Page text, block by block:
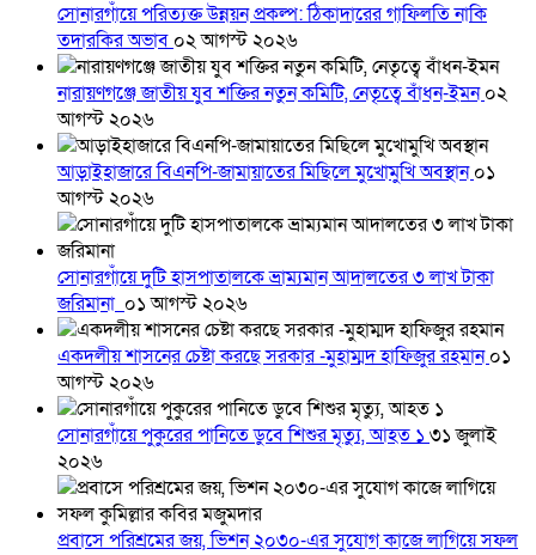
সোনারগাঁয়ে পরিত্যক্ত উন্নয়ন প্রকল্প: ঠিকাদারের গাফিলতি নাকি
তদারকির অভাব ০২ আগস্ট ২০২৬
নারায়ণগঞ্জে জাতীয় যুব শক্তির নতুন কমিটি, নেতৃত্বে বাঁধন-ইমন০২
আগস্ট ২০২৬
আড়াইহাজারে বিএনপি-জামায়াতের মিছিলে মুখোমুখি অবস্থান০১
আগস্ট ২০২৬
সোনারগাঁয়ে দুটি হাসপাতালকে ভ্রাম্যমান আদালতের ৩ লাখ টাকা
জরিমানা ০১ আগস্ট ২০২৬
একদলীয় শাসনের চেষ্টা করছে সরকার -মুহাম্মদ হাফিজুর রহমান০১
আগস্ট ২০২৬
সোনারগাঁয়ে পুকুরের পানিতে ডুবে শিশুর মৃত্যু, আহত ১ ৩১ জুলাই
২০২৬
প্রবাসে পরিশ্রমের জয়, ভিশন ২০৩০-এর সুযোগ কাজে লাগিয়ে সফল